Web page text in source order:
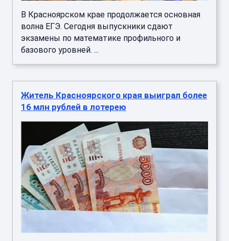
В Красноярском крае продолжается основная
волна ЕГЭ. Сегодня выпускники сдают
экзамены по математике профильного и
базового уровней. ...
Житель Красноярского края выиграл более
16 млн рублей в лотерею